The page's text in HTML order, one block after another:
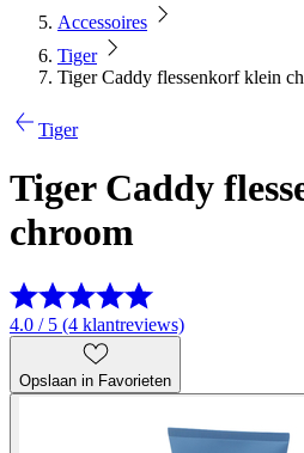
Accessoires
Tiger
Tiger Caddy flessenkorf klein
Tiger
Tiger Caddy
chroom
4.0 / 5 (4 klantreviews)
Opslaan in Favorieten